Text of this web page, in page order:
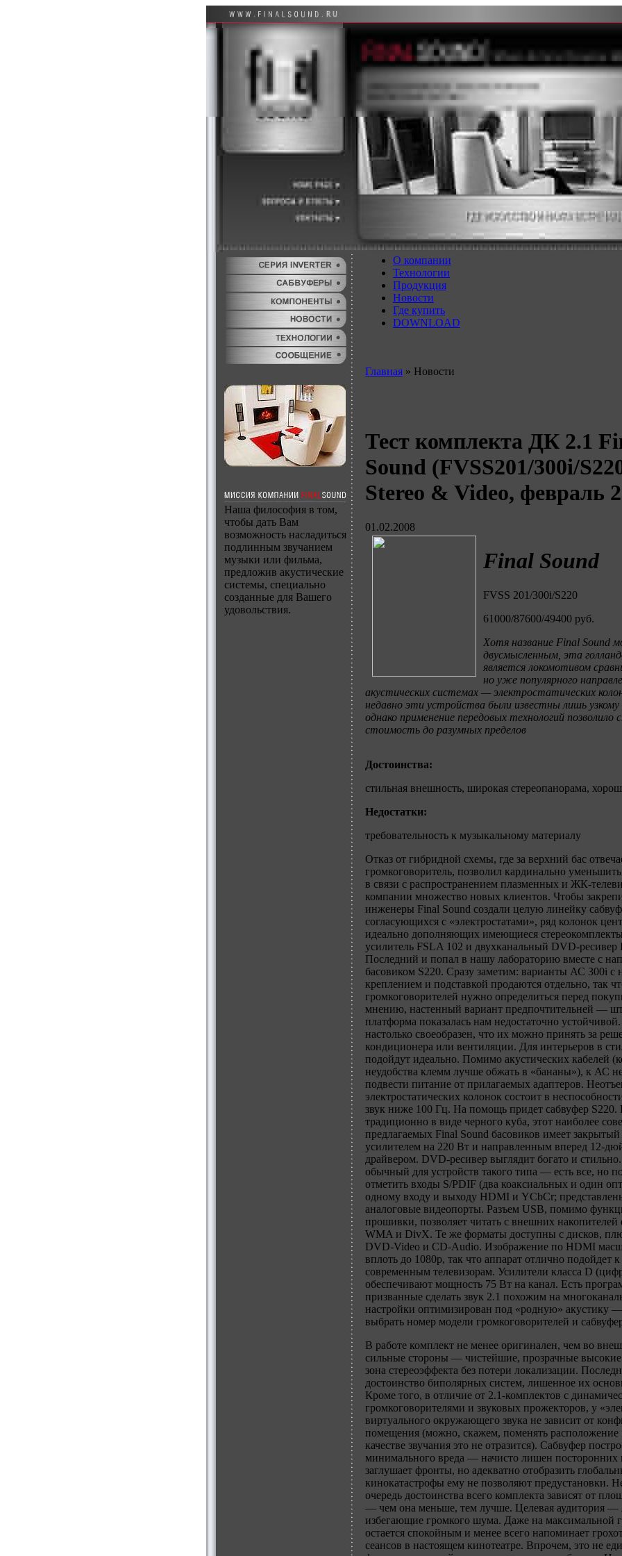
Наша философия в том,
чтобы дать Вам
возможность насладиться
подлинным звучанием
музыки или фильма,
предложив акустические
системы, специально
созданные для Вашего
удовольствия.
О компании
Технологии
Продукция
Новости
Где купить
DOWNLOAD
Главная » Новости
Тест комплекта ДК 2.1
Sound (FVSS201/300i/
Stereo & Video, февраль
01.02.2008
Final Sound
FVSS 201/300i/S220
61000/87600/49400 руб.
Хотя название Final Sound
двусмысленным, эта
является локомотивом
но уже популярного
акустических системах — электростатических
недавно эти устройства были известны лишь узкому
однако применение передовых технологий позволило
стоимость до разумных пределов
Достоинства:
стильная внешность, широкая стереопанорама,
Недостатки:
требовательность к музыкальному материалу
Отказ от гибридной схемы, где за верхний бас
громкоговоритель, позволил кардинально
в связи с распространением плазменных и ЖК-
компании множество новых клиентов. Чтобы
инженеры Final Sound создали целую линейку
согласующихся с «электростатами», ряд колонок
идеально дополняющих имеющиеся
усилитель FSLA 102 и двухканальный DVD-ресивер
Последний и попал в нашу лабораторию вместе с
басовиком S220. Сразу заметим: варианты АС 300i с
креплением и подставкой продаются отдельно, так
громкоговорителей нужно определиться перед
мнению, настенный вариант предпочтительней —
платформа показалась нам недостаточно
настолько своеобразен, что их можно принять за
кондиционера или вентиляции. Для интерьеров в
подойдут идеально. Помимо акустических кабелей
неудобства клемм лучше обжать в «бананы»), к АС
подвести питание от прилагаемых адаптеров.
электростатических колонок состоит в
звук ниже 100 Гц. На помощь придет сабвуфер
традиционно в виде черного куба, этот наиболее
предлагаемых Final Sound басовиков имеет закрытый
усилителем на 220 Вт и направленным вперед 12-
драйвером. DVD-ресивер выглядит богато и
обычный для устройств такого типа — есть все, но
отметить входы S/PDIF (два коаксиальных и один
одному входу и выходу HDMI и YCbCr;
аналоговые видеопорты. Разъем USB, помимо
прошивки, позволяет читать с внешних
WMA и DivX. Те же форматы доступны с дисков,
DVD-Video и CD-Audio. Изображение по HDMI
вплоть до 1080р, так что аппарат отлично подойдет
современным телевизорам. Усилители класса D
обеспечивают мощность 75 Вт на канал. Есть
призванные сделать звук 2.1 похожим на
настройки оптимизирован под «родную» акустику
выбрать номер модели громкоговорителей и
В работе комплект не менее оригинален, чем во
сильные стороны — чистейшие, прозрачные
зона стереоэффекта без потери локализации.
достоинство биполярных систем, лишенное их
Кроме того, в отличие от 2.1-комплектов с
громкоговорителями и звуковых прожекторов, у
виртуального окружающего звука не зависит от
помещения (можно, скажем, поменять
качестве звучания это не отразится). Сабвуфер
минимального вреда — начисто лишен посторонних
заглушает фронты, но адекватно отобразить
кинокатастрофы ему не позволяют предустановки.
очередь достоинства всего комплекта зависят от
— чем она меньше, тем лучше. Целевая аудитория —
избегающие громкого шума. Даже на максимальной
остается спокойным и менее всего напоминает
сеансов в настоящем кинотеатре. Впрочем, это не